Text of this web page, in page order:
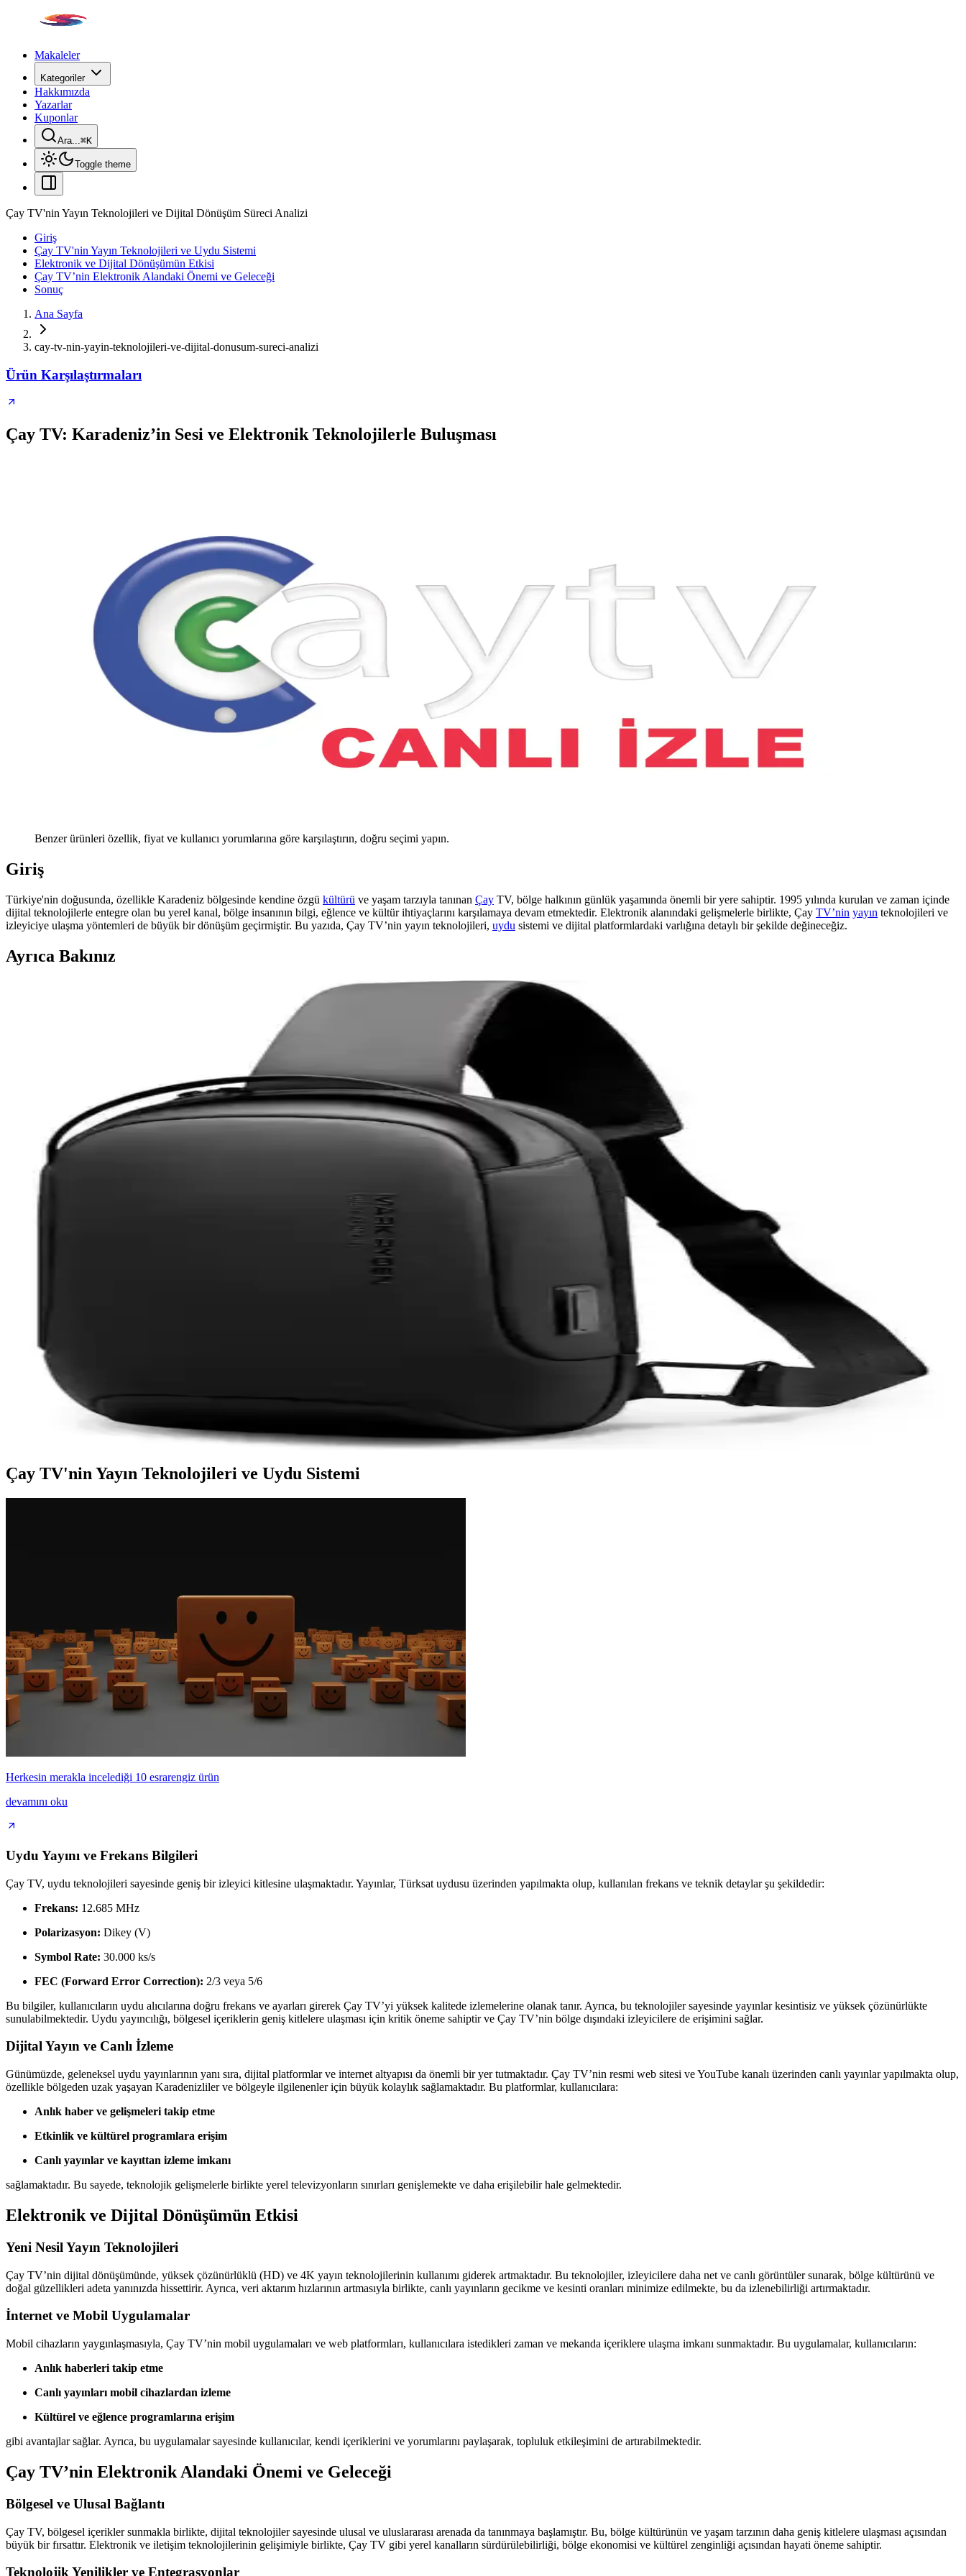
Makaleler
Kategoriler
Hakkımızda
Yazarlar
Kuponlar
Ara...⌘K
Toggle theme
Çay TV'nin Yayın Teknolojileri ve Dijital Dönüşüm Süreci Analizi
Giriş
Çay TV'nin Yayın Teknolojileri ve Uydu Sistemi
Elektronik ve Dijital Dönüşümün Etkisi
Çay TV’nin Elektronik Alandaki Önemi ve Geleceği
Sonuç
Ana Sayfa
cay-tv-nin-yayin-teknolojileri-ve-dijital-donusum-sureci-analizi
Ürün Karşılaştırmaları
Çay TV: Karadeniz’in Sesi ve Elektronik Teknolojilerle Buluşması
Benzer ürünleri özellik, fiyat ve kullanıcı yorumlarına göre karşılaştırın, doğru seçimi yapın.
Giriş
Türkiye'nin doğusunda, özellikle Karadeniz bölgesinde kendine özgü kültürü ve yaşam tarzıyla tanınan Çay TV, bölge halkının günlük yaşamında önemli bir yere sahiptir. 1995 yılında kurulan ve zaman içinde
dijital teknolojilerle entegre olan bu yerel kanal, bölge insanının bilgi, eğlence ve kültür ihtiyaçlarını karşılamaya devam etmektedir. Elektronik alanındaki gelişmelerle birlikte, Çay TV’nin yayın teknolojileri ve
izleyiciye ulaşma yöntemleri de büyük bir dönüşüm geçirmiştir. Bu yazıda, Çay TV’nin yayın teknolojileri, uydu sistemi ve dijital platformlardaki varlığına detaylı bir şekilde değineceğiz.
Ayrıca Bakınız
Samsung Galaxy Tab S9 Plus X810 için Microsonic Temperli Cam Ekran Koruyucu Ürün Özellikleri ve Avantajları
Microsonic temperli cam ekran koruyucu, Galaxy Tab S9 Plus X810 modeline özel tasarımıyla yüksek dayanıklılık ve estetik sunar. Çizilmelere karşı dirençli, kolay uygulanabilir ve kullanımı rahat bir ürün.
Powerway 128 GB USB 3.0 Metal Mini Flash Bellek İnceleme ve Kullanım Özellikleri
Powerway 128 GB USB 3.0 metal mini bellek, yüksek hız ve dayanıklılık sunan taşınabilir depolama çözümüdür. Şık tasarımı ve geniş kapasitesiyle büyük dosya transferlerinde avantaj sağlar.
Z-Mobile MacBook Air M2 ve M3 13.6 İnç Koruma Seti Detaylı İnceleme ve Analiz
Z-Mobile'ın MacBook Air M2 ve M3 modelleriyle uyumlu 13.6 inç koruma seti, şeffaf tasarımı ve dayanıklı malzemeleriyle cihazınızı estetik ve güvenle korur, kullanıcı memnuniyetini artırır.
Eyfel Efs-2500 Güç Kaynağı: Temel Özellikler ve Kullanıcı Değerlendirmeleri
Eyfel Efs-2500, 250W güç çıkışıyla temel bilgisayar ihtiyaçlarına uygun, fanlı soğutmalı ve dayanıklılık sorunlarıyla dikkat çeken bir güç kaynağıdır.
HP 255 G8 Dizüstü Bilgisayar İncelemesi: Günlük Kullanım İçin Dengeli ve Güçlü Model
HP 255 G8, güçlü işlemci ve hızlı SSD ile günlük kullanım ve ofis işleri için ideal, taşınabilir ve uygun fiyatlı bir dizüstü bilgisayardır. Performans ve bağlantı seçenekleriyle öne çıkar.
Samsung Galaxy Tab S9 FE+ Plus için Nano Kırılmaz Esnek Ekran Koruyucu İncelemesi
Samsung Galaxy Tab S9 FE+ Plus için tasarlanmış nano cam ekran koruyucu, yüksek dayanıklılık ve net görüntü sağlar. Kolay uygulama ve göz yorgunluğunu azaltıcı özellikleriyle ekran korumasında yeni
Asfal Apple Watch Uyumlu 42-49 mm Kordonlar Detaylı İnceleme ve Özellikleri
Asfal markasının Apple Watch uyumlu, çeşitli renk ve boyut seçenekleriyle yüksek kaliteli kordonları, estetik ve dayanıklılık sunarak kullanım konforu sağlar.
Mark Ryden Lexus MR-7510 USB Şarj Portlu Omuz Çantası İnceleme ve Özellikleri
Lexus MR-7510, suya dayanıklı Oxford kumaş, USB şarj portu ve düzenleyici cepleriyle günlük kullanımda pratik ve şık bir omuz çantasıdır.
Çay TV'nin Yayın Teknolojileri ve Uydu Sistemi
Herkesin merakla incelediği 10 esrarengiz ürün
devamını oku
Uydu Yayını ve Frekans Bilgileri
Çay TV, uydu teknolojileri sayesinde geniş bir izleyici kitlesine ulaşmaktadır. Yayınlar, Türksat uydusu üzerinden yapılmakta olup, kullanılan frekans ve teknik detaylar şu şekildedir:
Frekans: 12.685 MHz
Polarizasyon: Dikey (V)
Symbol Rate: 30.000 ks/s
FEC (Forward Error Correction): 2/3 veya 5/6
Bu bilgiler, kullanıcıların uydu alıcılarına doğru frekans ve ayarları girerek Çay TV’yi yüksek kalitede izlemelerine olanak tanır. Ayrıca, bu teknolojiler sayesinde yayınlar kesintisiz ve yüksek çözünürlükte
sunulabilmektedir. Uydu yayıncılığı, bölgesel içeriklerin geniş kitlelere ulaşması için kritik öneme sahiptir ve Çay TV’nin bölge dışındaki izleyicilere de erişimini sağlar.
Dijital Yayın ve Canlı İzleme
Günümüzde, geleneksel uydu yayınlarının yanı sıra, dijital platformlar ve internet altyapısı da önemli bir yer tutmaktadır. Çay TV’nin resmi web sitesi ve YouTube kanalı üzerinden canlı yayınlar yapılmakta olup,
özellikle bölgeden uzak yaşayan Karadenizliler ve bölgeyle ilgilenenler için büyük kolaylık sağlamaktadır. Bu platformlar, kullanıcılara:
Anlık haber ve gelişmeleri takip etme
Etkinlik ve kültürel programlara erişim
Canlı yayınlar ve kayıttan izleme imkanı
sağlamaktadır. Bu sayede, teknolojik gelişmelerle birlikte yerel televizyonların sınırları genişlemekte ve daha erişilebilir hale gelmektedir.
Elektronik ve Dijital Dönüşümün Etkisi
Yeni Nesil Yayın Teknolojileri
Çay TV’nin dijital dönüşümünde, yüksek çözünürlüklü (HD) ve 4K yayın teknolojilerinin kullanımı giderek artmaktadır. Bu teknolojiler, izleyicilere daha net ve canlı görüntüler sunarak, bölge kültürünü ve
doğal güzellikleri adeta yanınızda hissettirir. Ayrıca, veri aktarım hızlarının artmasıyla birlikte, canlı yayınların gecikme ve kesinti oranları minimize edilmekte, bu da izlenebilirliği artırmaktadır.
İnternet ve Mobil Uygulamalar
Mobil cihazların yaygınlaşmasıyla, Çay TV’nin mobil uygulamaları ve web platformları, kullanıcılara istedikleri zaman ve mekanda içeriklere ulaşma imkanı sunmaktadır. Bu uygulamalar, kullanıcıların:
Anlık haberleri takip etme
Canlı yayınları mobil cihazlardan izleme
Kültürel ve eğlence programlarına erişim
gibi avantajlar sağlar. Ayrıca, bu uygulamalar sayesinde kullanıcılar, kendi içeriklerini ve yorumlarını paylaşarak, topluluk etkileşimini de artırabilmektedir.
Çay TV’nin Elektronik Alandaki Önemi ve Geleceği
Bölgesel ve Ulusal Bağlantı
Çay TV, bölgesel içerikler sunmakla birlikte, dijital teknolojiler sayesinde ulusal ve uluslararası arenada da tanınmaya başlamıştır. Bu, bölge kültürünün ve yaşam tarzının daha geniş kitlelere ulaşması açısından
büyük bir fırsattır. Elektronik ve iletişim teknolojilerinin gelişimiyle birlikte, Çay TV gibi yerel kanalların sürdürülebilirliği, bölge ekonomisi ve kültürel zenginliği açısından hayati öneme sahiptir.
Teknolojik Yenilikler ve Entegrasyonlar